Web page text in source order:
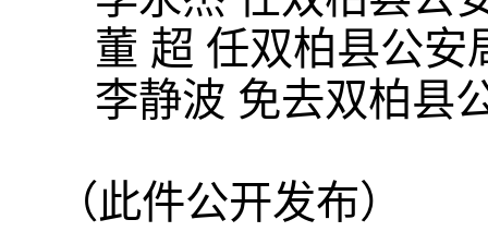
董 超 任双柏县公安
李静波 免去双柏县
（此件公开发布）